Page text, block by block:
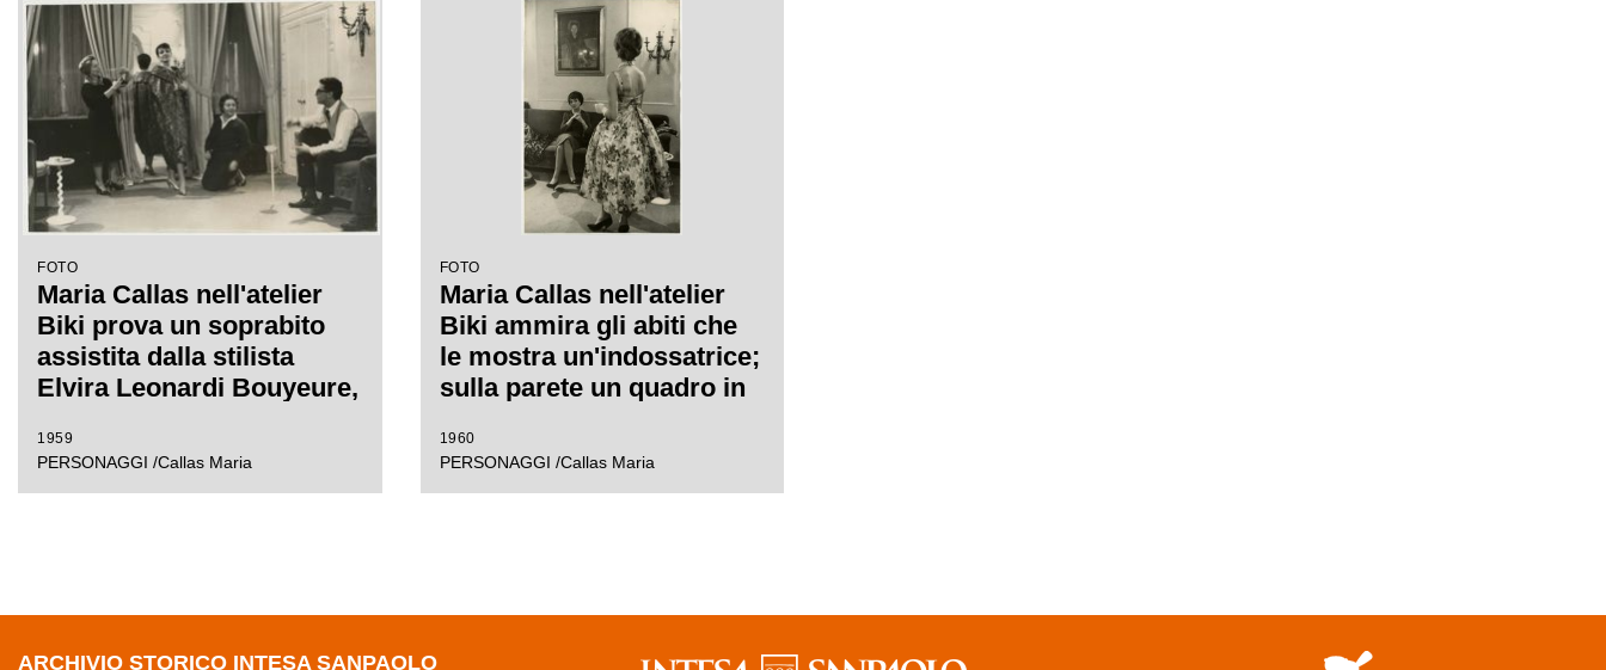
FOTO
Maria Callas nell'atelier
Biki prova un soprabito
assistita dalla stilista
Elvira Leonardi Bouyeure,
1959
PERSONAGGI /Callas Maria
FOTO
Maria Callas nell'atelier
Biki ammira gli abiti che
le mostra un'indossatrice;
sulla parete un quadro in
Elvira Leonardi Bouyeure,
1960
PERSONAGGI /Callas Maria
ARCHIVIO STORICO INTESA SANPAOLO